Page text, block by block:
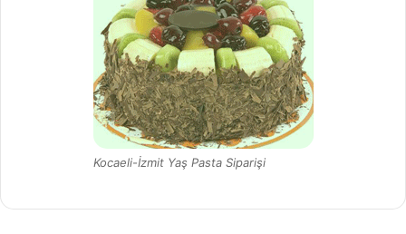
Kocaeli-İzmit Yaş Pasta Siparişi